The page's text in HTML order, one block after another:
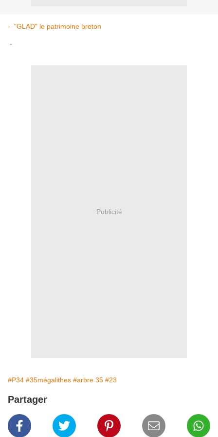
- "GLAD" le patrimoine breton
-
Publicité
#P34 #35mégalithes #arbre 35 #23
Partager